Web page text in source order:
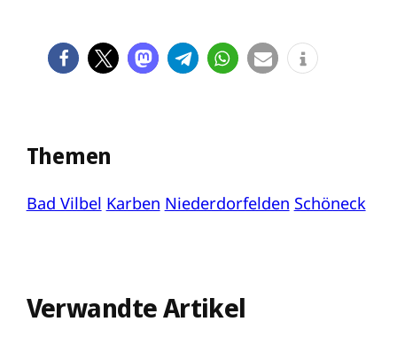
Themen
Bad Vilbel Karben Niederdorfelden Schöneck
Verwandte Artikel